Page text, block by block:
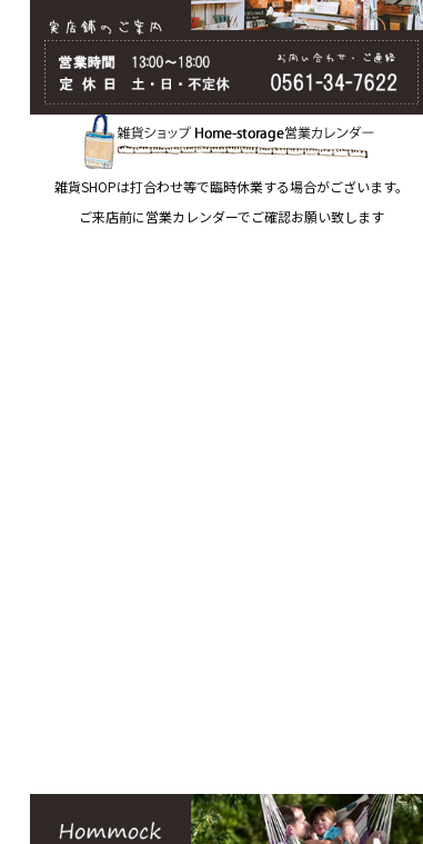
雑貨SHOPは打合わせ等で臨時休業する場合がございます。
ご来店前に営業カレンダーでご確認お願い致します